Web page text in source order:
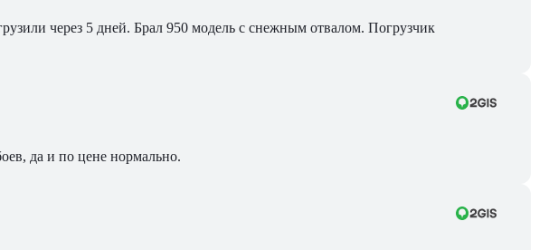
через 5 дней. Брал 950 модель с снежным отвалом. Погрузчик
да и по цене нормально.